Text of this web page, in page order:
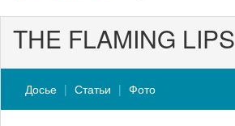
THE FLAMING LIPS
Досье Статьи Фото